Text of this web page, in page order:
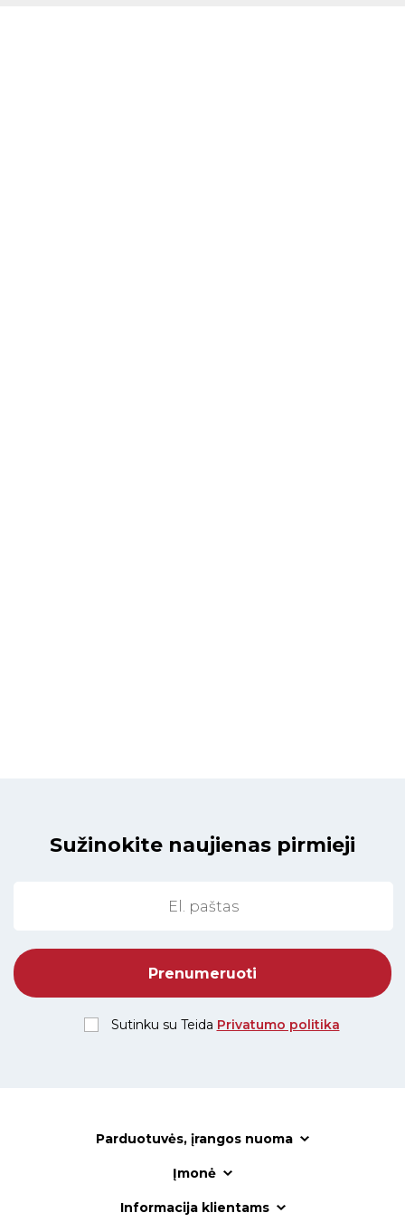
Sužinokite naujienas pirmieji
Sutinku su Teida Privatumo politika
Parduotuvės, įrangos nuoma
Įmonė
Informacija klientams